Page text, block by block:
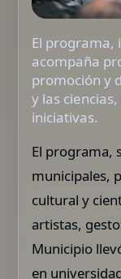
El programa,
acompaña
promoción y
y las
iniciativas.
El programa,
municipales,
cultural y
artistas,
Municipio
en